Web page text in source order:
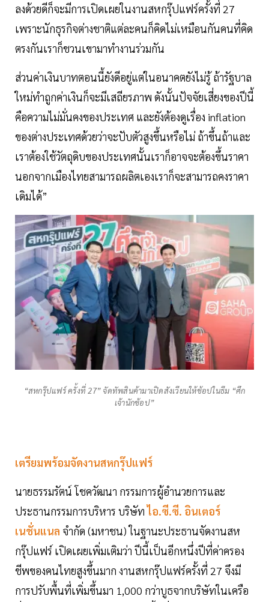
ลงด้วยดีก็จะมีการเปิดเผยในงานสหกรุ๊ปแฟร์ครั้งที่ 27
เพราะนักธุรกิจต่างชาติแต่ละคนก็คิดไม่เหมือนกันคนที่คิด
ตรงกันเราก็ชวนเขามาทำงานร่วมกัน
ส่วนค่าเงินบาทตอนนี้ยังดีอยู่แต่ในอนาคตยังไม่รู้ ถ้ารัฐบาล
ใหม่ทำถูกค่าเงินก็จะมีเสถียรภาพ ดังนั้นปัจจัยเสี่ยงของปีนี้
คือความไม่มั่นคงของประเทศ และยังต้องดูเรื่อง inflation
ของต่างประเทศด้วยว่าจะปับตัวสูงขึ้นหรือไม่ ถ้าขึ้นถ้าและ
เราต้องใช้วัตถุดิบของประเทศนั้นเราก็อาจจะต้องขึ้นราคา
นอกจากเมืองไทยสามารถผลิตเองเราก็จะสามารถคงราคา
เดิมได้”
“สหกรุ๊ปแฟร์ ครั้งที่ 27” จัดทัพสินค้ามาเปิดสังเวียนให้ช้อปในธีม “ศึก
เจ้านักช้อป”
เตรียมพร้อมจัดงานสหกรุ๊ปแฟร์
นายธรรมรัตน์ โชควัฒนา กรรมการผู้อำนวยการและ
ประธานกรรมการบริหาร บริษัทไอ.ซี.ซี. อินเตอร์
เนชั่นแนล จำกัด (มหาชน) ในฐานะประธานจัดงานสห
กรุ๊ปแฟร์ เปิดเผยเพิ่มเติมว่า ปีนี้เป็นอีกหนึ่งปีที่ค่าครอง
ชีพของคนไทยสูงขึ้นมาก งานสหกรุ๊ปแฟร์ครั้งที่ 27 จึงมี
การปรับพื้นที่เพิ่มขึ้นมา 1,000 กว่าบูธจากบริษัทในเครือ